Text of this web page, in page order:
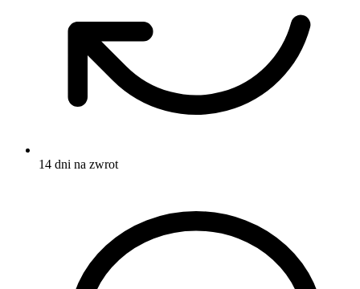
14 dni na zwrot